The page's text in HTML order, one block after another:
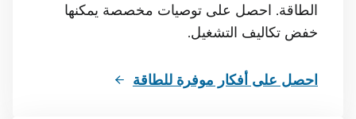
الطاقة. احصل على توصيات مخصصة يمكنها
خفض تكاليف التشغيل.
احصل على أفكار موفرة للطاقة